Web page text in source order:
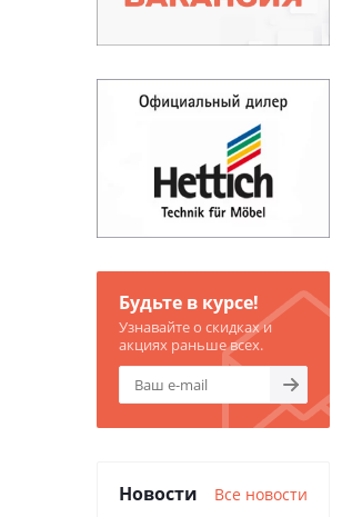
Будьте в курсе!
Узнавайте о скидках и
акциях раньше всех.
Новости Все новости